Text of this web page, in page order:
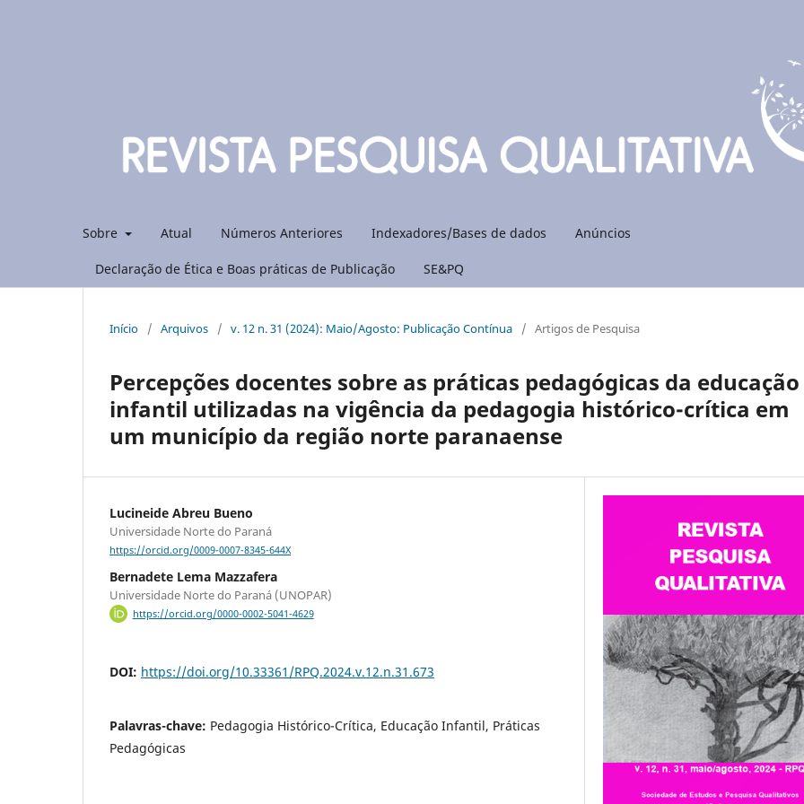
Sobre Atual Números Anteriores Indexadores/Bases de dados Anúncios
Declaração de Ética e Boas práticas de Publicação SE&PQ
Início / Arquivos / v. 12 n. 31 (2024): Maio/Agosto: Publicação Contínua / Artigos de Pesquisa
Percepções docentes sobre as práticas pedagógicas da educação
infantil utilizadas na vigência da pedagogia histórico-crítica em
um município da região norte paranaense
Lucineide Abreu Bueno
Universidade Norte do Paraná
https://orcid.org/0009-0007-8345-644X
Bernadete Lema Mazzafera
Universidade Norte do Paraná (UNOPAR)
https://orcid.org/0000-0002-5041-4629
DOI: https://doi.org/10.33361/RPQ.2024.v.12.n.31.673
Palavras-chave: Pedagogia Histórico-Crítica, Educação Infantil, Práticas
Pedagógicas